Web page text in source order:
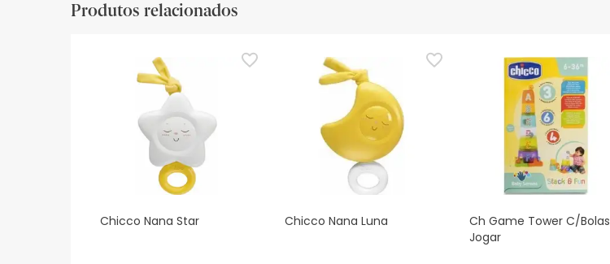
Produtos relacionados
Chicco Nana Star Chicco Nana Luna
Ch Game Tower C/Bolas
Jogar